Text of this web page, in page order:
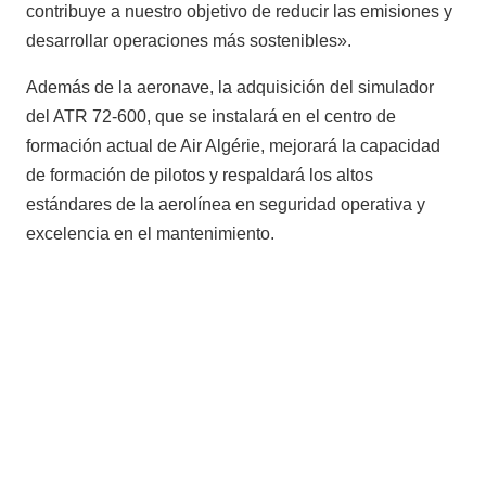
contribuye a nuestro objetivo de reducir las emisiones y
desarrollar operaciones más sostenibles».
Además de la aeronave, la adquisición del simulador
del ATR 72-600, que se instalará en el centro de
formación actual de Air Algérie, mejorará la capacidad
de formación de pilotos y respaldará los altos
estándares de la aerolínea en seguridad operativa y
excelencia en el mantenimiento.